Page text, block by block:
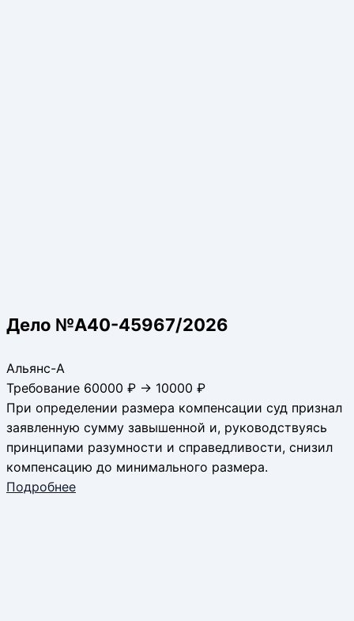
Дело №А40-45967/2026
Альянс-А
Требование 60000 ₽ → 10000 ₽
При определении размера компенсации суд признал
заявленную сумму завышенной и, руководствуясь
принципами разумности и справедливости, снизил
компенсацию до минимального размера.
Подробнее